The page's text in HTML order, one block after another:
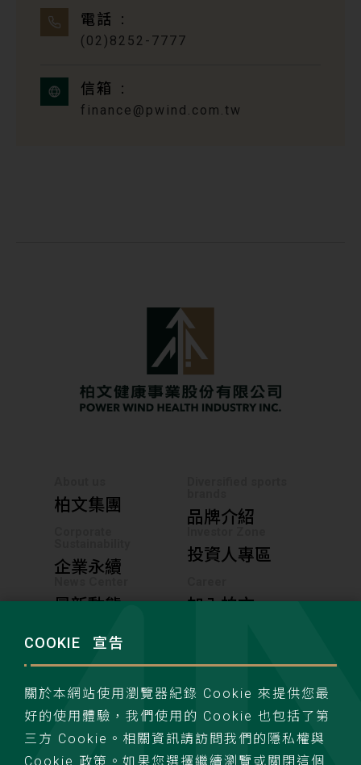
電話
(02)8252-7777
信箱
finance@pwind.com.tw
柏文集團
品牌介紹
企業永續
投資人專區
最新動態 加入柏文
COOKIE 宣告
關於本網站使用瀏覽器紀錄 Cookie 來提供您最
好的使用體驗，我們使用的 Cookie 也包括了第
三方 Cookie。相關資訊請訪問我們的隱私權與
Cookie 政策。如果您選擇繼續瀏覽或關閉這個